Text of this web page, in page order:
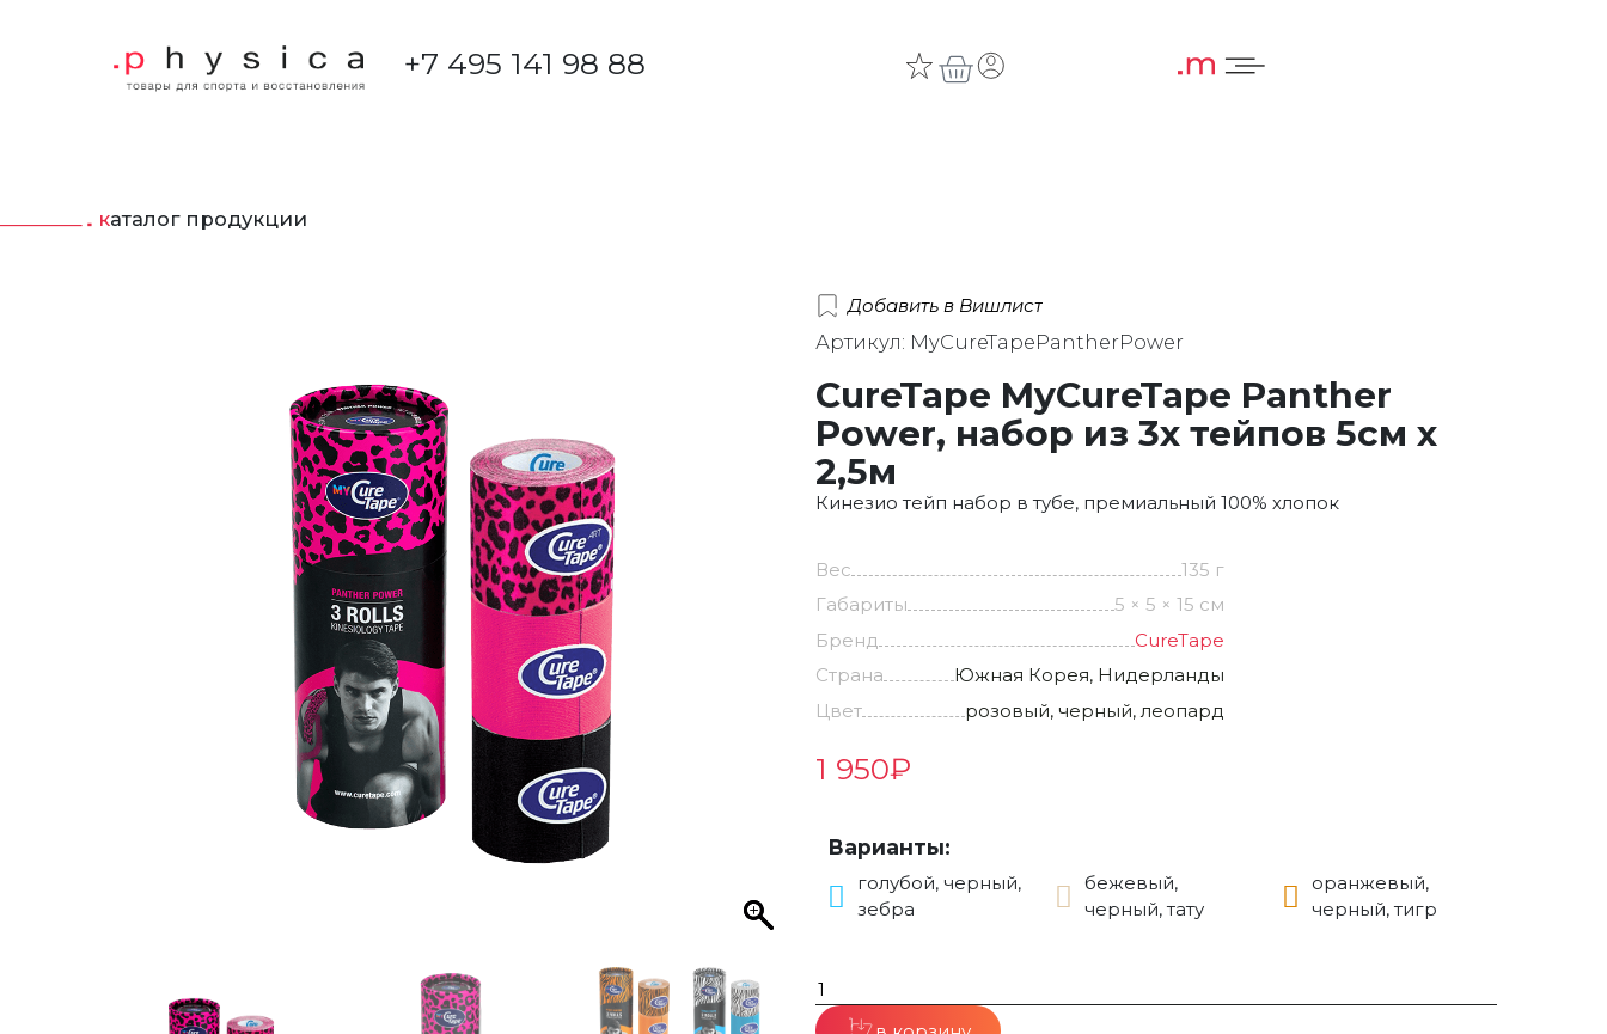
+7 495 141 98 88
каталог продукции
Добавить в Вишлист
Артикул: MyCureTapePantherPower
CureTape MyCureTape Panther
Power, набор из 3х тейпов 5см х
2,5м
Кинезио тейп набор в тубе, премиальный 100% хлопок
Вес
135 г
Габариты
5 × 5 × 15 см
Бренд
CureTape
Страна
Южная Корея, Нидерланды
Цвет
розовый, черный, леопард
1 950₽
Варианты:
голубой, черный,
зебра
бежевый,
черный, тату
оранжевый,
черный, тигр